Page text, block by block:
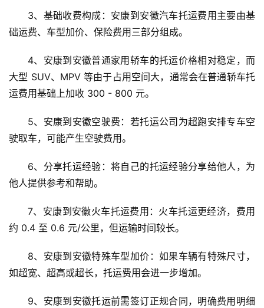
3、基础收费构成：安康到安徽汽车托运费用主要由基
础运费、车型加价、保险费用三部分组成。
4、安康到安徽普通家用轿车的托运价格相对稳定，而
大型 SUV、MPV 等由于占用空间大，通常会在普通轿车托
运费用基础上加收 300 - 800 元。
5、安康到安徽空驶费：若托运公司为超跑安排专车空
驶取车，可能产生空驶费用。
6、分享托运经验：将自己的托运经验分享给他人，为
他人提供参考和帮助。
7、安康到安徽火车托运费用：火车托运更经济，费用
约 0.4 至 0.6 元/公里，但运输时间较长。
8、安康到安徽特殊车型加价：如果车辆有特殊尺寸，
如超宽、超高或超长，托运费用会进一步增加。
9、安康到安徽托运前需签订正规合同，明确费用明细